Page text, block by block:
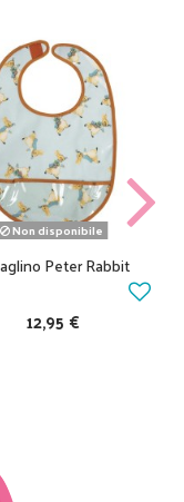
Non disponibile
Peter Rabbit
12,95 €